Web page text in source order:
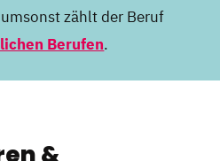
zählt der Beruf
Berufen.